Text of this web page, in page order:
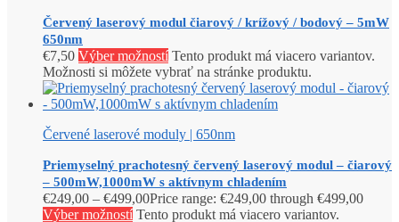
Červený laserový modul čiarový / krížový / bodový – 5mW
650nm
€7,50 Výber možností Tento produkt má viacero variantov.
Možnosti si môžete vybrať na stránke produktu.
Červené laserové moduly | 650nm
Priemyselný prachotesný červený laserový modul – čiarový
– 500mW,1000mW s aktívnym chladením
€249,00 – €499,00Price range: €249,00 through €499,00
Výber možností Tento produkt má viacero variantov.